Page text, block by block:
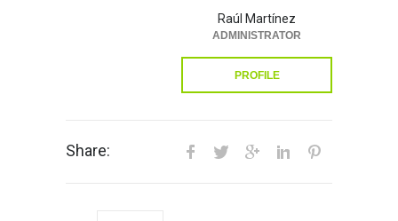
Raúl Martínez
ADMINISTRATOR
PROFILE
Share: